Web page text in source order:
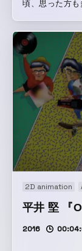
頃、思った方
グライターの
ップにユーモア
は、水曜日の
ル」のMVを初
で活躍するクリ
アニメーショ
老人となった
の長年の疑問
楽曲で、我々
ただきました。
ドライフに対
「浦島がみん
新しい多くの友
フを獲ること
ることができま
2D animation
平井 堅 『
2016